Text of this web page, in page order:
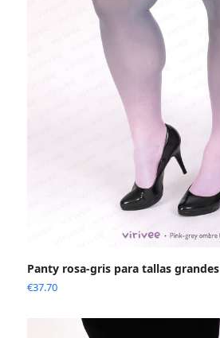
Panty rosa-gris para tallas grandes
€37.70